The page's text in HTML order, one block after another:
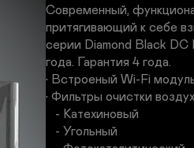
Современный,
притягивающий к себе
серии Diamond Black
года. Гарантия 4 года.
• Встроеный Wi-Fi
• Фильтры очистки